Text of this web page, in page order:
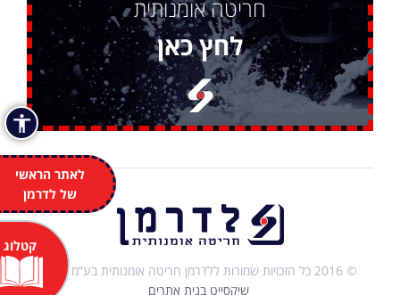
חריטה אומנותית
לחץ כאן
© 2016 כל הזכויות שמורות ללדרמן חריטה אומנותית בע”מ |
שיקסייט בנית אתרים
לאתר הראשי
של לדרמן
קטלוג